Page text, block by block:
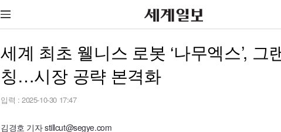
세계 최초 웰니스 로봇 ‘나무엑스’, 그
칭…시장 공략 본격화
입력 : 2025-10-30 17:47
김경호 기자 stillcut@segye.com